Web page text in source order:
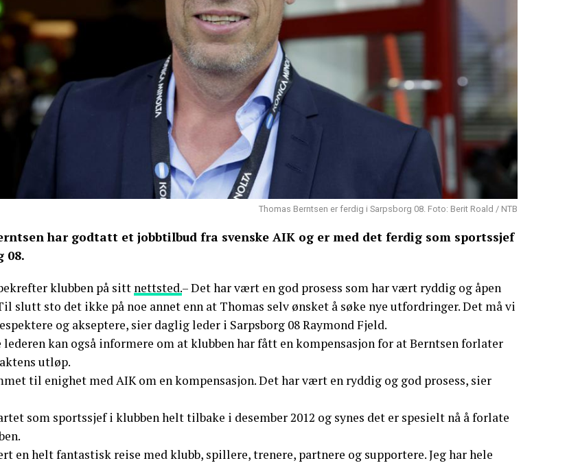
Thomas Berntsen er ferdig i Sarpsborg 08. Foto: Berit Roald / NTB
har godtatt et jobbtilbud fra svenske AIK og er med det ferdig som sportssjef
08.
klubben på sitt nettsted.– Det har vært en god prosess som har vært ryddig og åpen
slutt sto det ikke på noe annet enn at Thomas selv ønsket å søke nye utfordringer. Det må vi
og akseptere, sier daglig leder i Sarpsborg 08 Raymond Fjeld.
lederen kan også informere om at klubben har fått en kompensasjon for at Berntsen forlater
utløp.
til enighet med AIK om en kompensasjon. Det har vært en ryddig og god prosess, sier
som sportssjef i klubben helt tilbake i desember 2012 og synes det er spesielt nå å forlate
en helt fantastisk reise med klubb, spillere, trenere, partnere og supportere. Jeg har hele